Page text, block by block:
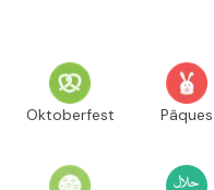
Oktoberfest Pâques